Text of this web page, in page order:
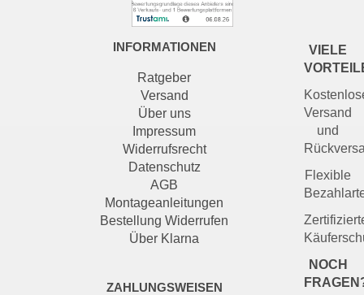
VIELE
Versand
und
Flexible
NOCH
INFORMATIONEN
Ratgeber
Versand
Über uns
Impressum
Widerrufsrecht
Datenschutz
AGB
Montageanleitungen
Bestellung Widerrufen
Über Klarna
ZAHLUNGSWEISEN